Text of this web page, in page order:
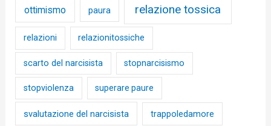
ottimismo paura relazione tossica
relazioni relazionitossiche
scarto del narcisista stopnarcisismo
stopviolenza superare paure
svalutazione del narcisista trappoledamore